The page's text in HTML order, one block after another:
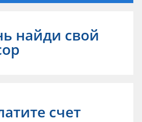
найди свой
счет